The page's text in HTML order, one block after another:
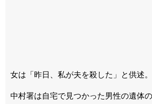
女は「昨日、私が夫を殺した」と供述。
中村署は自宅で見つかった男性の遺体